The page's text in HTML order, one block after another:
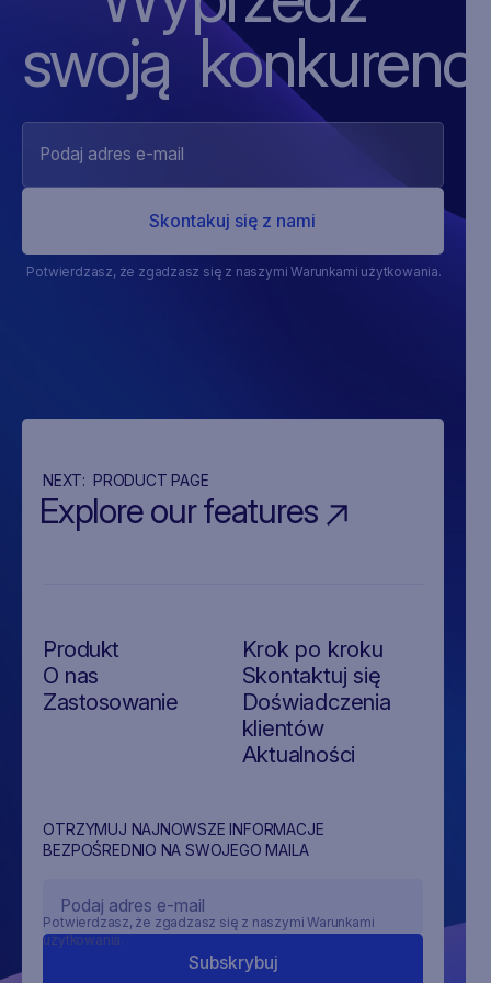
swoją
Potwierdzasz, że zgadzasz się z naszymi Warunkami użytkowania.
NEXT: PRODUCT PAGE
Explore our features
OTRZYMUJ NAJNOWSZE INFORMACJE
BEZPOŚREDNIO NA SWOJEGO MAILA
Potwierdzasz, że zgadzasz się z naszymi Warunkami
użytkowania.
Produkt
O nas
Zastosowanie
Krok po kroku
Skontaktuj się
Doświadczenia
klientów
Aktualności